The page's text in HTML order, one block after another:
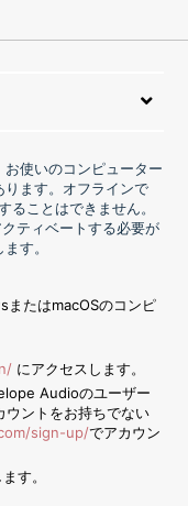
使いのコンピューター
ます。オフラインで
ことはできません。
ティベートする必要が
す。
またはmacOSのコンピ
にアクセスします。
Audioのユーザー
ウントをお持ちでない
sign-up/でアカウン
す。